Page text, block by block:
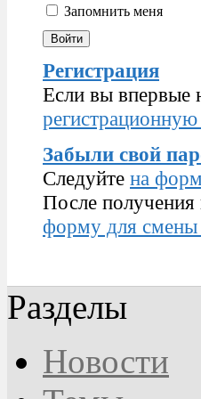
Запомнить меня
Регистрация
Если вы впервые
Забыли свой
Следуйте на
После получения
форму для смены
Разделы
Новости